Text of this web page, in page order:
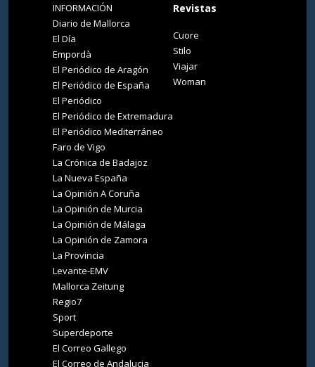
INFORMACIÓN
Diario de Mallorca
El Día
Empordà
El Periódico de Aragón
El Periódico de España
El Periódico
El Periódico de Extremadura
El Periódico Mediterráneo
Faro de Vigo
La Crónica de Badajoz
La Nueva España
La Opinión A Coruña
La Opinión de Murcia
La Opinión de Málaga
La Opinión de Zamora
La Provincia
Levante-EMV
Mallorca Zeitung
Regio7
Sport
Superdeporte
El Correo Gallego
El Correo de Andalucia
Revistas
Cuore
Stilo
Viajar
Woman